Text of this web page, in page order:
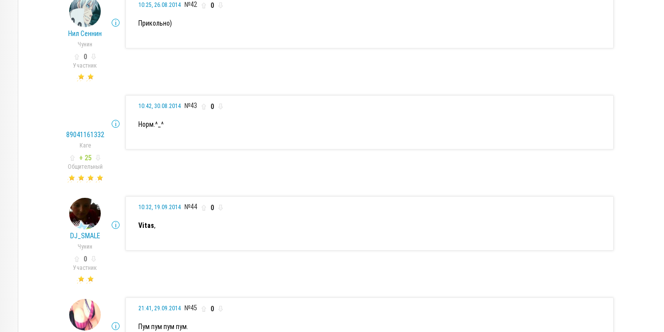
Нил Сеннин
Чунин
0
Участник
10:25, 26.08.2014 №42 0
Прикольно)
89041161332
Каге
+ 25
Общительный
10:42, 30.08.2014 №43 0
Норм.^_^
DJ_SMALE
Чунин
0
Участник
10:32, 19.09.2014 №44 0
Vitas,
21:41, 29.09.2014 №45 0
Пум пум пум пум.